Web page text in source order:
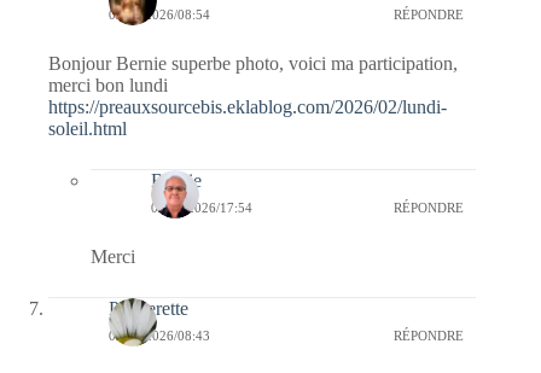
09/02/2026/08:54 RÉPONDRE
Bonjour Bernie superbe photo, voici ma participation,
merci bon lundi
https://preauxsourcebis.eklablog.com/2026/02/lundi-
soleil.html
Bernie
09/02/2026/17:54 RÉPONDRE
Merci
Paquerette
09/02/2026/08:43 RÉPONDRE